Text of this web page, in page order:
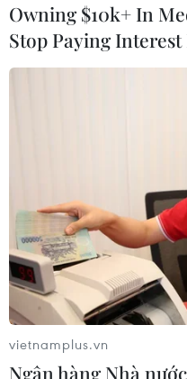
Một tòa nhà 7 tầng
Sihanoukville, tỉnh Preah
đã đổ sập ngày 22/6/
và 26 người bị
Owning $10k+ In
Stop Paying
vietnamplus.vn
Ngân hàng Nhà